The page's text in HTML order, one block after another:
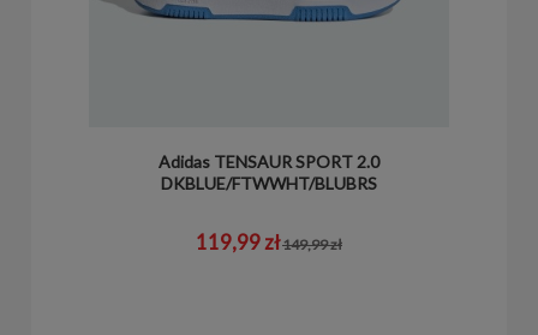
Adidas TENSAUR SPORT 2.0
DKBLUE/FTWWHT/BLUBRS
119,99 zł149,99 zł